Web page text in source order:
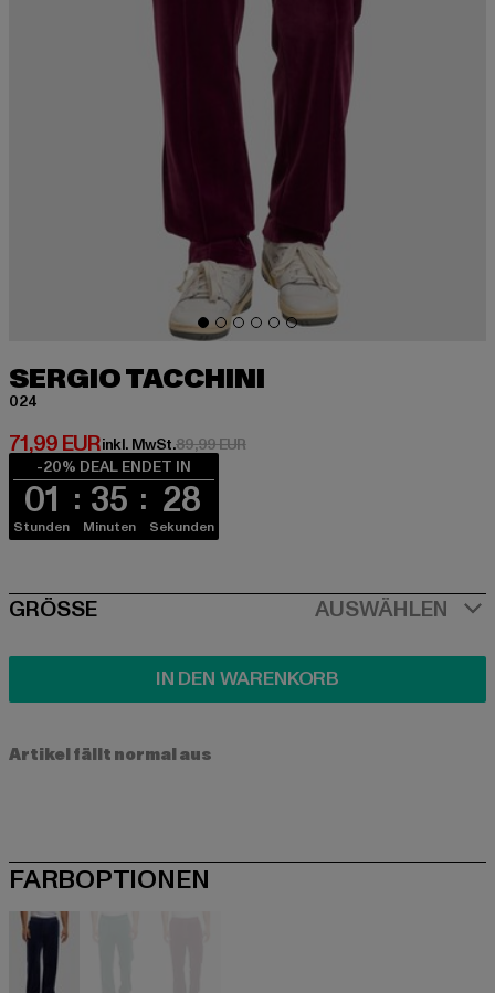
SERGIO TACCHINI
024
71,99 EUR
Derzeitiger Preis: 71,99 EUR
inkl. MwSt.89,99 EURAktionspreis: 89,99 EUR
-20% DEAL ENDET IN
01
Stunden
35
Minuten
28
Sekunden
SIZE
GRÖSSE AUSWÄHLEN
IN DEN WARENKORB
Artikel fällt normal aus
FARBOPTIONEN